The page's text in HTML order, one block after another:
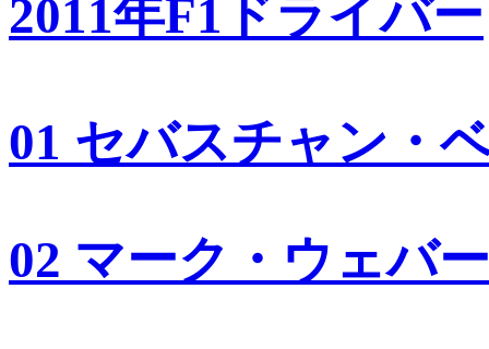
2011年F1ドライバー
01 セバスチャン・
02 マーク・ウェバー